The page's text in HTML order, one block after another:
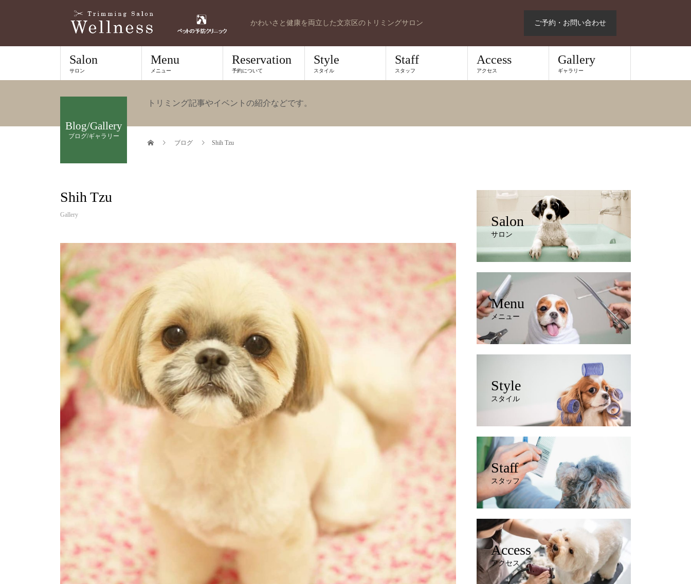
かわいさと健康を両立した文京区のトリミングサロン ご予約・お問い合わせ
Salon
サロン
Menu
メニュー
Reservation
予約について
Style
スタイル
Staff
スタッフ
Access
アクセス
Gallery
ギャラリー
Blog/Gallery
ブログ/ギャラリー
トリミング記事やイベントの紹介などです。
ブログ Shih Tzu
Shih Tzu
Gallery Salon
サロン
Menu
メニュー
Style
スタイル
Staff
スタッフ
Access
アクセス